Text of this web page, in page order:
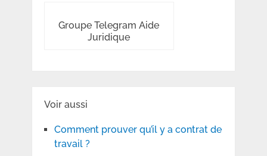
Groupe Telegram Aide
Juridique
Voir aussi
Comment prouver qu’il y a contrat de
travail ?